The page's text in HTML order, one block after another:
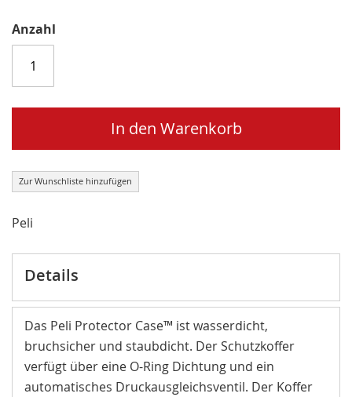
Anzahl
In den Warenkorb
Zur Wunschliste hinzufügen
Peli
Details
Das Peli Protector Case™ ist wasserdicht,
bruchsicher und staubdicht. Der Schutzkoffer
verfügt über eine O-Ring Dichtung und ein
automatisches Druckausgleichsventil. Der Koffer